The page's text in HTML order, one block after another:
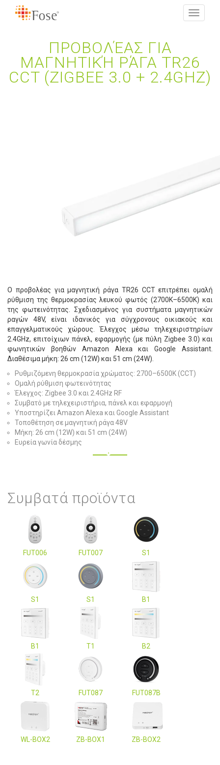
Toggle
ΠΡΟΒΟΛΈΑΣ ΓΙΑ
ΜΑΓΝΗΤΙΚΉ ΡΆΓΑ TR26
CCT (ZIGBEE 3.0 + 2.4GHZ)
Ο προβολέας για μαγνητική ράγα TR26 CCT επιτρέπει ομαλή
ρύθμιση της θερμοκρασίας λευκού φωτός (2700K–6500K) και
της φωτεινότητας. Σχεδιασμένος για συστήματα μαγνητικών
ραγών 48V, είναι ιδανικός για σύγχρονους οικιακούς και
επαγγελματικούς χώρους. Έλεγχος μέσω τηλεχειριστηρίων
2.4GHz, επιτοίχιων πάνελ, εφαρμογής (με πύλη Zigbee 3.0) και
φωνητικών βοηθών Amazon Alexa και Google Assistant.
Διαθέσιμα μήκη: 26 cm (12W) και 51 cm (24W).
Ρυθμιζόμενη θερμοκρασία χρώματος: 2700–6500K (CCT)
Ομαλή ρύθμιση φωτεινότητας
Έλεγχος: Zigbee 3.0 και 2.4GHz RF
Συμβατό με τηλεχειριστήρια, πάνελ και εφαρμογή
Υποστηρίζει Amazon Alexa και Google Assistant
Τοποθέτηση σε μαγνητική ράγα 48V
Μήκη: 26 cm (12W) και 51 cm (24W)
Ευρεία γωνία δέσμης
Συμβατά προϊόντα
FUT006 FUT007 S1
S1 S1 B1
B1 T1 B2
T2 FUT087 FUT087B
WL-BOX2 ZB-BOX1 ZB-BOX2